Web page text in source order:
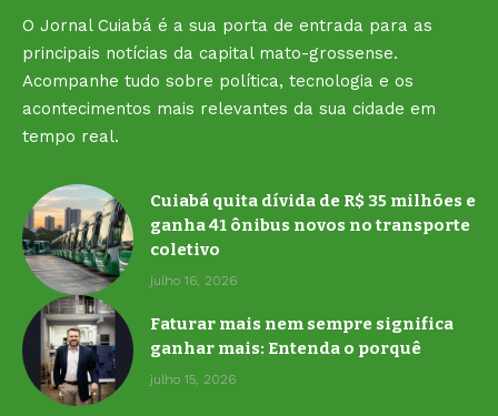
O Jornal Cuiabá é a sua porta de entrada para as
principais notícias da capital mato-grossense.
Acompanhe tudo sobre política, tecnologia e os
acontecimentos mais relevantes da sua cidade em
tempo real.
Cuiabá quita dívida de R$ 35 milhões e
ganha 41 ônibus novos no transporte
coletivo
julho 16, 2026
Faturar mais nem sempre significa
ganhar mais: Entenda o porquê
julho 15, 2026